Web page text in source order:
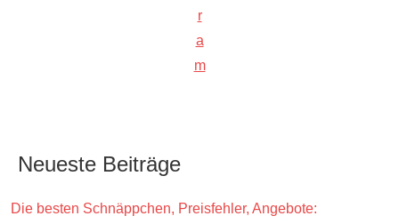
r
a
m
Neueste Beiträge
Die besten Schnäppchen, Preisfehler, Angebote: